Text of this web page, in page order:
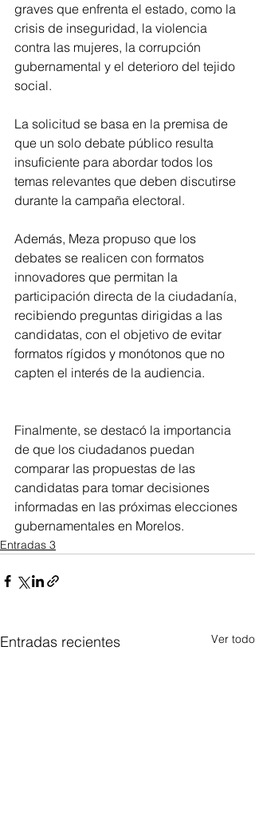
graves que enfrenta el estado, como la
crisis de inseguridad, la violencia
contra las mujeres, la corrupción
gubernamental y el deterioro del tejido
social.
La solicitud se basa en la premisa de
que un solo debate público resulta
insuficiente para abordar todos los
temas relevantes que deben discutirse
durante la campaña electoral.
Además, Meza propuso que los
debates se realicen con formatos
innovadores que permitan la
participación directa de la ciudadanía,
recibiendo preguntas dirigidas a las
candidatas, con el objetivo de evitar
formatos rígidos y monótonos que no
capten el interés de la audiencia.
Finalmente, se destacó la importancia
de que los ciudadanos puedan
comparar las propuestas de las
candidatas para tomar decisiones
informadas en las próximas elecciones
gubernamentales en Morelos.
Entradas 3
Entradas recientes Ver todo